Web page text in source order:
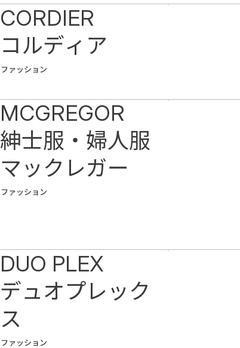
ファッション
CORDIER
コルディア
ファッション
MCGREGOR
紳士服・婦人服
マックレガー
ファッション
DUO PLEX
デュオプレック
ス